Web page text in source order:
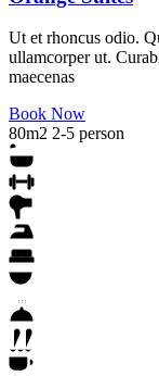
Ut et rhoncus odio.
ullamcorper ut.
maecenas
Book Now
80m2 2-5 person